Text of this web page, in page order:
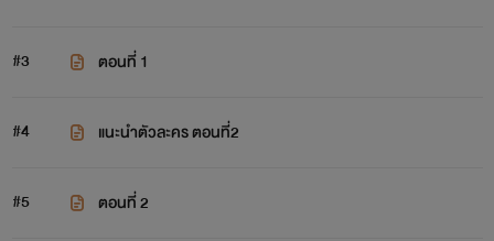
#3 ตอนที่ 1
#4 แนะนำตัวละคร ตอนที่2
#5 ตอนที่ 2